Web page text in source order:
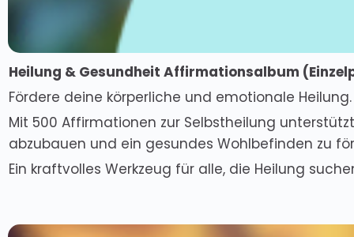
Heilung & Gesundheit Affirmationsalbum (
Fördere deine körperliche und emotionale Heilung.
Mit 500 Affirmationen zur Selbstheilung
abzubauen und ein gesundes Wohlbefinden zu
Ein kraftvolles Werkzeug für alle, die Heilung